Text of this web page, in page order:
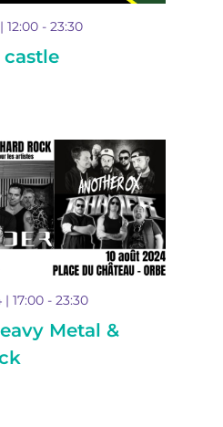
12:00- 23:30
Metal &
17:00- 23:30